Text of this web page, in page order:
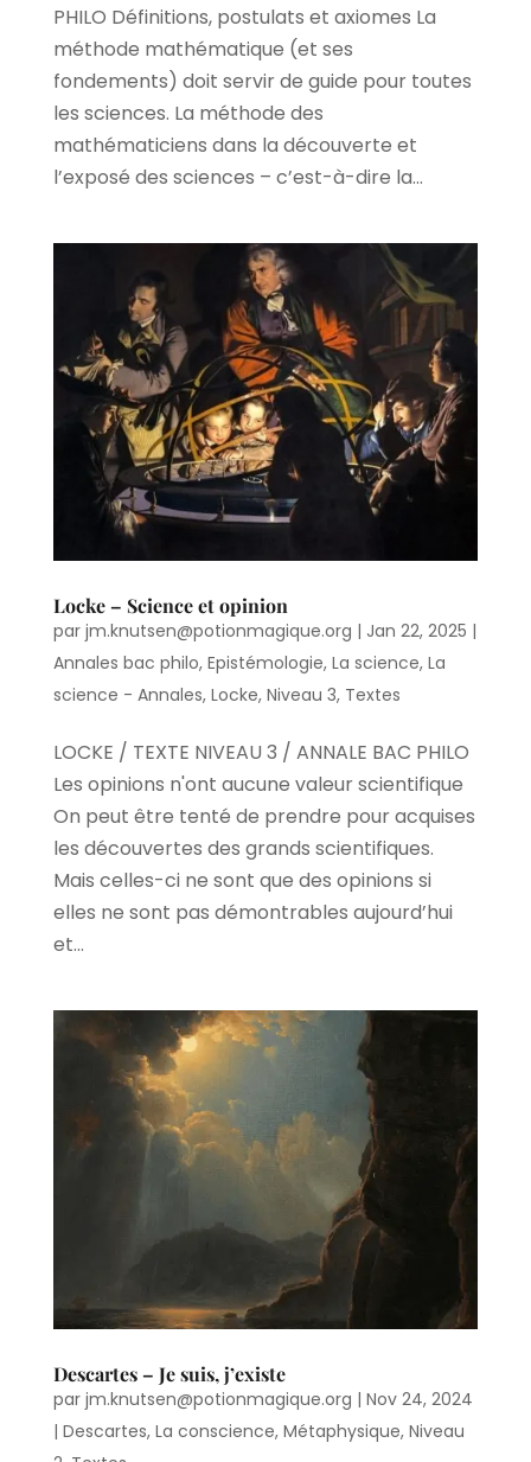
PHILO Définitions, postulats et axiomes La
méthode mathématique (et ses
fondements) doit servir de guide pour toutes
les sciences. La méthode des
mathématiciens dans la découverte et
l’exposé des sciences – c’est-à-dire la...
Locke – Science et opinion
par jm.knutsen@potionmagique.org | Jan 22, 2025 |
Annales bac philo, Epistémologie, La science, La
science - Annales, Locke, Niveau 3, Textes
LOCKE / TEXTE NIVEAU 3 / ANNALE BAC PHILO
Les opinions n'ont aucune valeur scientifique
On peut être tenté de prendre pour acquises
les découvertes des grands scientifiques.
Mais celles-ci ne sont que des opinions si
elles ne sont pas démontrables aujourd’hui
et...
Descartes – Je suis, j’existe
par jm.knutsen@potionmagique.org | Nov 24, 2024
| Descartes, La conscience, Métaphysique, Niveau